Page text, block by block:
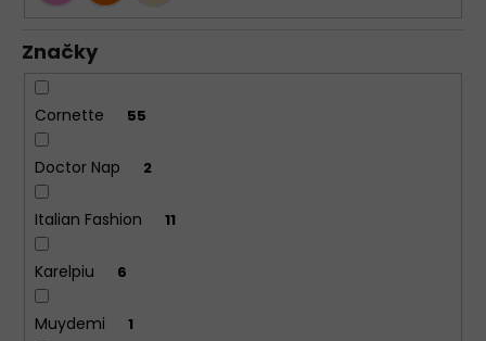
Značky
Cornette 55
Doctor Nap 2
Italian Fashion 11
Karelpiu 6
Muydemi 1